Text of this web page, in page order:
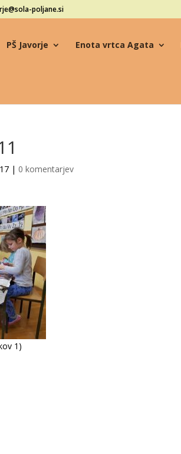
poljane.si
PŠ Javorje Enota vrtca Agata
| 0 komentarjev
1)